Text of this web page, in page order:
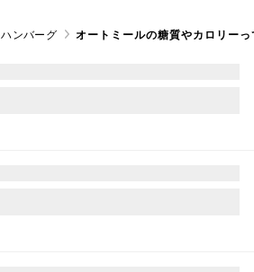
ハンバーグ オートミールの糖質やカロリー